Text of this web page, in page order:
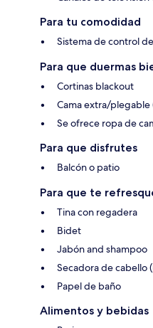
Para tu comodidad
Sistema de control
Para que duermas
Cortinas blackout
Cama extra/plegable
Se ofrece ropa de
Para que disfrutes
Balcón o patio
Para que te
Tina con regadera
Bidet
Jabón and shampoo
Secadora de cabello
Papel de baño
Alimentos y bebidas